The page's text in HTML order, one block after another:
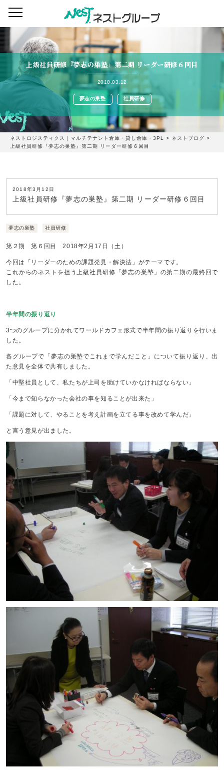
上級社員研修『夢志の巣塾』第二期 リーダー研修６回目
2018.03.12
夢志の巣塾 社員研修
ネストロジスティクス｜マルチテナント倉庫・貸し倉庫・3PL > ネストブログ >
上級社員研修『夢志の巣塾』第二期 リーダー研修６回目
2018年3月12日
上級社員研修『夢志の巣塾』第二期 リーダー研修６回目
夢志の巣塾 社員研修
第２期 第６回目 2018年2月17日（土）
今回は「リーダーのための課題発見・解決法」がテーマです。
これからのネストを担う上級社員研修「夢志の巣塾」の第二期の最終回で
した。
半年間の振り返り
3つのグループに分かれてワールドカフェ形式で半年間の振り返りを行いま
した。
各グループで「夢志の巣塾でこれまで学んだこと」について振り返り、出
た意見を全体で共有しました。
「中堅社員として、私たちが上司を助けていかなければならない」
「今まで知らなかった会社の事を知ることが出来た」
「課題に対して、やることを考え計画を立てる事を改めて学んだ」
と言う意見が出ました。